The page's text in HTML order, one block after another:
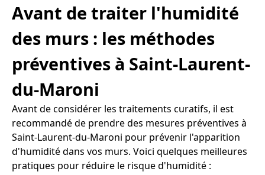
Avant de traiter l'humidité
des murs : les méthodes
préventives à Saint-Laurent-
du-Maroni
Avant de considérer les traitements curatifs, il est
recommandé de prendre des mesures préventives à
Saint-Laurent-du-Maroni pour prévenir l'apparition
d'humidité dans vos murs. Voici quelques meilleures
pratiques pour réduire le risque d'humidité :